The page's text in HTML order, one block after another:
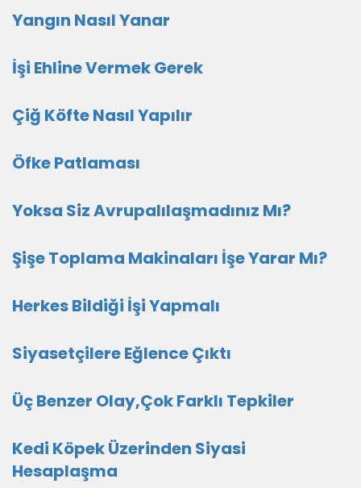
Yangın Nasıl Yanar
İşi Ehline Vermek Gerek
Çiğ Köfte Nasıl Yapılır
Öfke Patlaması
Yoksa Siz Avrupalılaşmadınız Mı?
Şişe Toplama Makinaları İşe Yarar Mı?
Herkes Bildiği İşi Yapmalı
Siyasetçilere Eğlence Çıktı
Üç Benzer Olay,Çok Farklı Tepkiler
Kedi Köpek Üzerinden Siyasi
Hesaplaşma